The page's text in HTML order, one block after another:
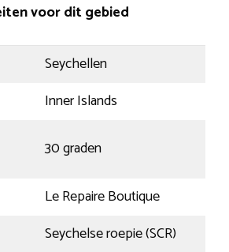
voor dit gebied
Seychellen
Inner Islands
30 graden
Le Repaire Boutique
Seychelse roepie (SCR)